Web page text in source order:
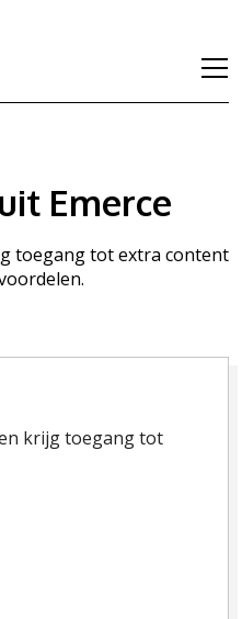
Emerce
toegang tot extra content
krijg toegang tot